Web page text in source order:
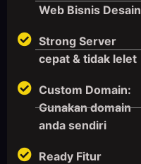
Web Bisnis Desain
Strong Server
cepat & tidak lelet
Custom Domain:
Gunakan domain
anda sendiri
Ready Fitur